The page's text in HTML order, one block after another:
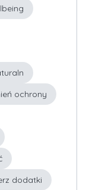
ochrony
dodatki